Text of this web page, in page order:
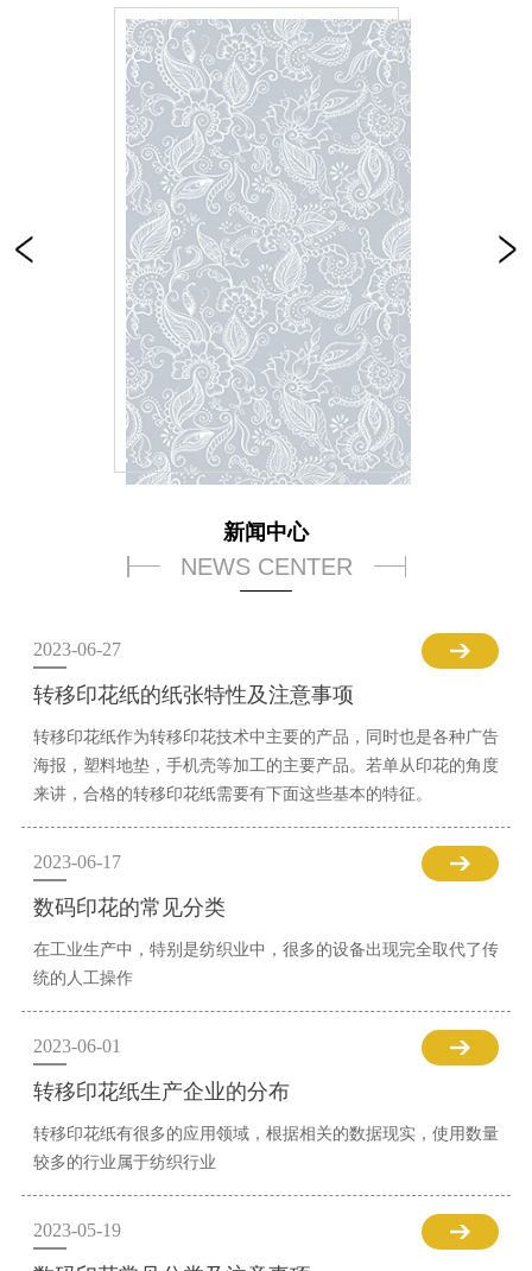
新闻中心
NEWS CENTER
2023-06-27
转移印花纸的纸张特性及注意事项
转移印花纸作为转移印花技术中主要的产品，同时也是各种广告
海报，塑料地垫，手机壳等加工的主要产品。若单从印花的角度
来讲，合格的转移印花纸需要有下面这些基本的特征。
2023-06-17
数码印花的常见分类
在工业生产中，特别是纺织业中，很多的设备出现完全取代了传
统的人工操作
2023-06-01
转移印花纸生产企业的分布
转移印花纸有很多的应用领域，根据相关的数据现实，使用数量
较多的行业属于纺织行业
2023-05-19